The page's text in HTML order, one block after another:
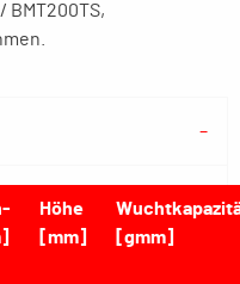
BMT200TS,
Höhe
[mm]
[gmm]